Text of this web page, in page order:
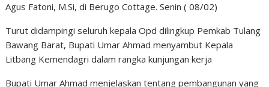
Agus Fatoni, M.Si, di Berugo Cottage. Senin ( 08/02)
Turut didampingi seluruh kepala Opd dilingkup Pemkab Tulang
Bawang Barat, Bupati Umar Ahmad menyambut Kepala
Litbang Kemendagri dalam rangka kunjungan kerja
Bupati Umar Ahmad menjelaskan tentang pembangunan yang